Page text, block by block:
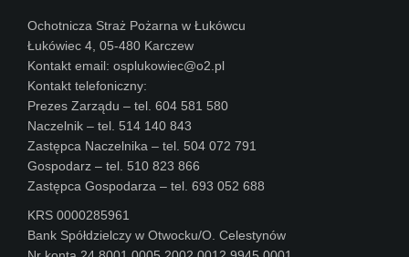
Ochotnicza Straż Pożarna w Łukówcu
Łukówiec 4, 05-480 Karczew
Kontakt email: osplukowiec@o2.pl
Kontakt telefoniczny:
Prezes Zarządu – tel. 604 581 580
Naczelnik – tel. 514 140 843
Zastępca Naczelnika – tel. 504 072 791
Gospodarz – tel. 510 823 866
Zastępca Gospodarza – tel. 693 052 688
KRS 0000285961
Bank Spółdzielczy w Otwocku/O. Celestynów